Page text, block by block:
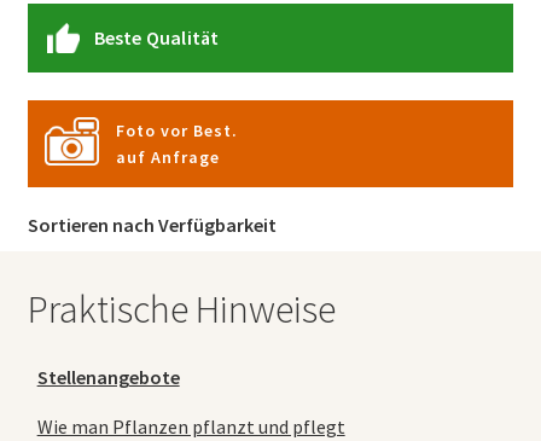
Beste Qualität
Foto vor Best.
auf Anfrage
Sortieren nach Verfügbarkeit
Praktische Hinweise
Stellenangebote
Wie man Pflanzen pflanzt und pflegt